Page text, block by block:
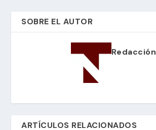
SOBRE EL AUTOR
Redacción
ARTÍCULOS RELACIONADOS